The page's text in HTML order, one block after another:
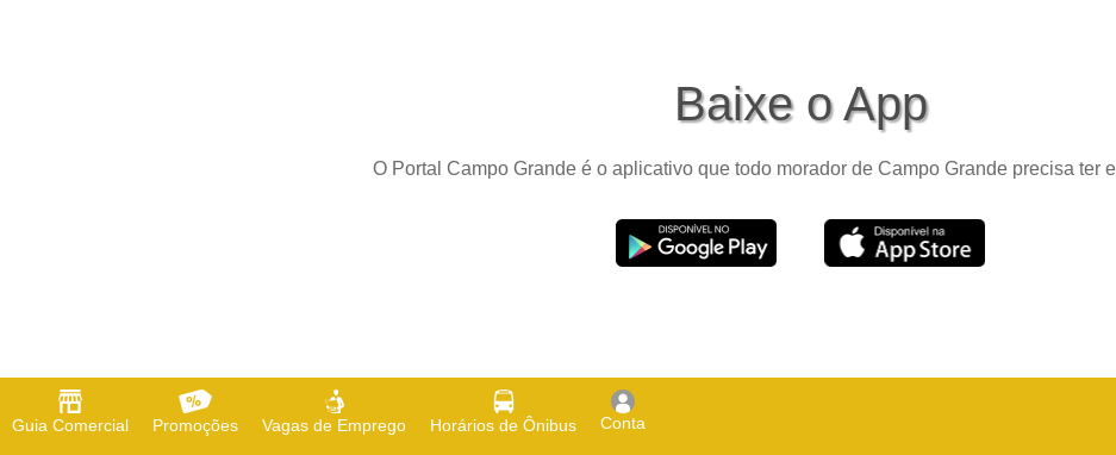
Guia Comercial Promoções Vagas de Emprego Horários de Ônibus Conta
Baixe o App
O Portal Campo Grande é o aplicativo que todo morador de Campo Grande precisa ter